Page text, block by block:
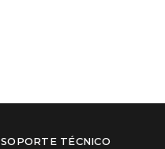
SOPORTE TÉCNICO